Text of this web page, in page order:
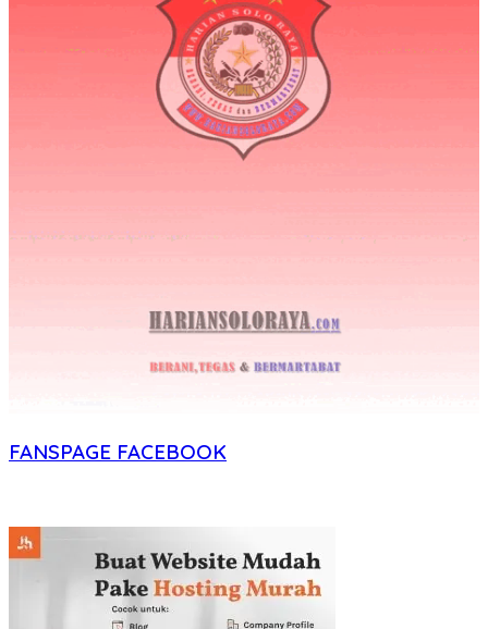
FANSPAGE FACEBOOK